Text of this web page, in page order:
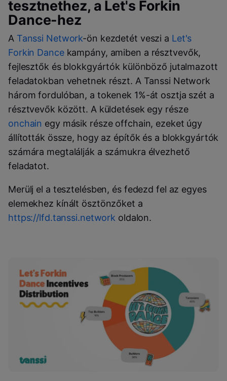
tesztnethez, a Let's Forkin
Dance-hez
A Tanssi Network-ön kezdetét veszi a Let's
Forkin Dance kampány, amiben a résztvevők,
fejlesztők és blokkgyártók különböző jutalmazott
feladatokban vehetnek részt. A Tanssi Network
három fordulóban, a tokenek 1%-át osztja szét a
résztvevők között. A küldetések egy része
onchain egy másik része offchain, ezeket úgy
állították össze, hogy az építők és a blokkgyártók
számára megtalálják a számukra élvezhető
feladatot.
Merülj el a tesztelésben, és fedezd fel az egyes
elemekhez kínált ösztönzőket a
https://lfd.tanssi.network oldalon.